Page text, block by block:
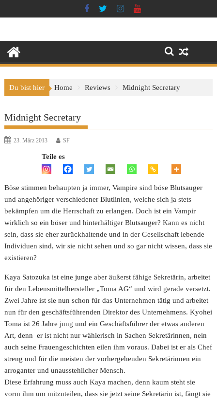
to
Du bist hier Home Reviews Midnight Secretary
Midnight Secretary
23. März 2013 SF
Teile es
Böse stimmen behaupten ja immer, Vampire sind böse Blutsauger
und angehöriger verschiedener Blutlinien, welche sich ja stets
bekämpfen um die Herrschaft zu erlangen. Doch ist ein Vampir
wirklich so ein böser und hinterhältiger Blutsauger? Kann es nicht
sein, dass sie eher zurückhaltende und in der Gesellschaft lebende
Individuen sind, wir sie nicht sehen und so gar nicht wissen, dass sie
existieren?
Kaya Satozuka ist eine junge aber äußerst fähige Sekretärin, arbeitet
für den Lebensmittelhersteller „Toma AG“ und wird gerade versetzt.
Zwei Jahre ist sie nun schon für das Unternehmen tätig und arbeitet
nun für den geschäftsführenden Direktor des Unternehmens. Kyohei
Toma ist 26 Jahre jung und ein Geschäftsführer der etwas anderen
Art, denn er ist nicht nur wählerisch in Sachen Sekretärinnen, nein
auch seine Frauengeschichten eilen ihm voraus. Dabei ist er als Chef
streng und für die meisten der vorhergehenden Sekretärinnen ein
arroganter und unausstehlicher Mensch.
Diese Erfahrung muss auch Kaya machen, denn kaum steht sie
vorm ihm um mitzuteilen, dass sie jetzt seine Sekretärin ist, fängt sie